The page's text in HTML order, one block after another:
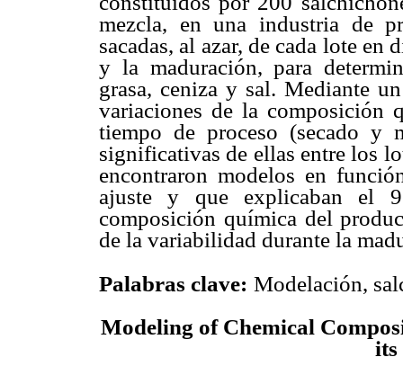
mezcla, en una industria de
sacadas, al azar, de cada lote
y la maduración, para
grasa, ceniza y sal. Mediante
variaciones de la composición
tiempo de proceso (secado y
significativas de ellas entre los
encontraron modelos en
ajuste y que explicaban el
composición química del
de la variabilidad durante la
Palabras clave: Modelación,
Modeling of Chemical
its